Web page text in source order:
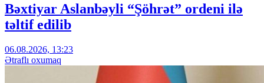
Bəxtiyar Aslanbəyli “Şöhrət” ordeni ilə
təltif edilib
06.08.2026, 13:23
Ətraflı oxumaq